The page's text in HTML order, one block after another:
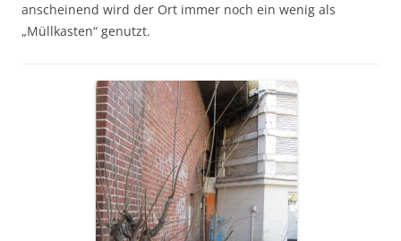
anscheinend wird der Ort immer noch ein wenig als
„Müllkasten“ genutzt.